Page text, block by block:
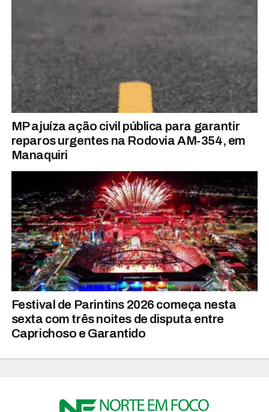
MP ajuíza ação civil pública para garantir
reparos urgentes na Rodovia AM-354, em
Manaquiri
Festival de Parintins 2026 começa nesta
sexta com três noites de disputa entre
Caprichoso e Garantido